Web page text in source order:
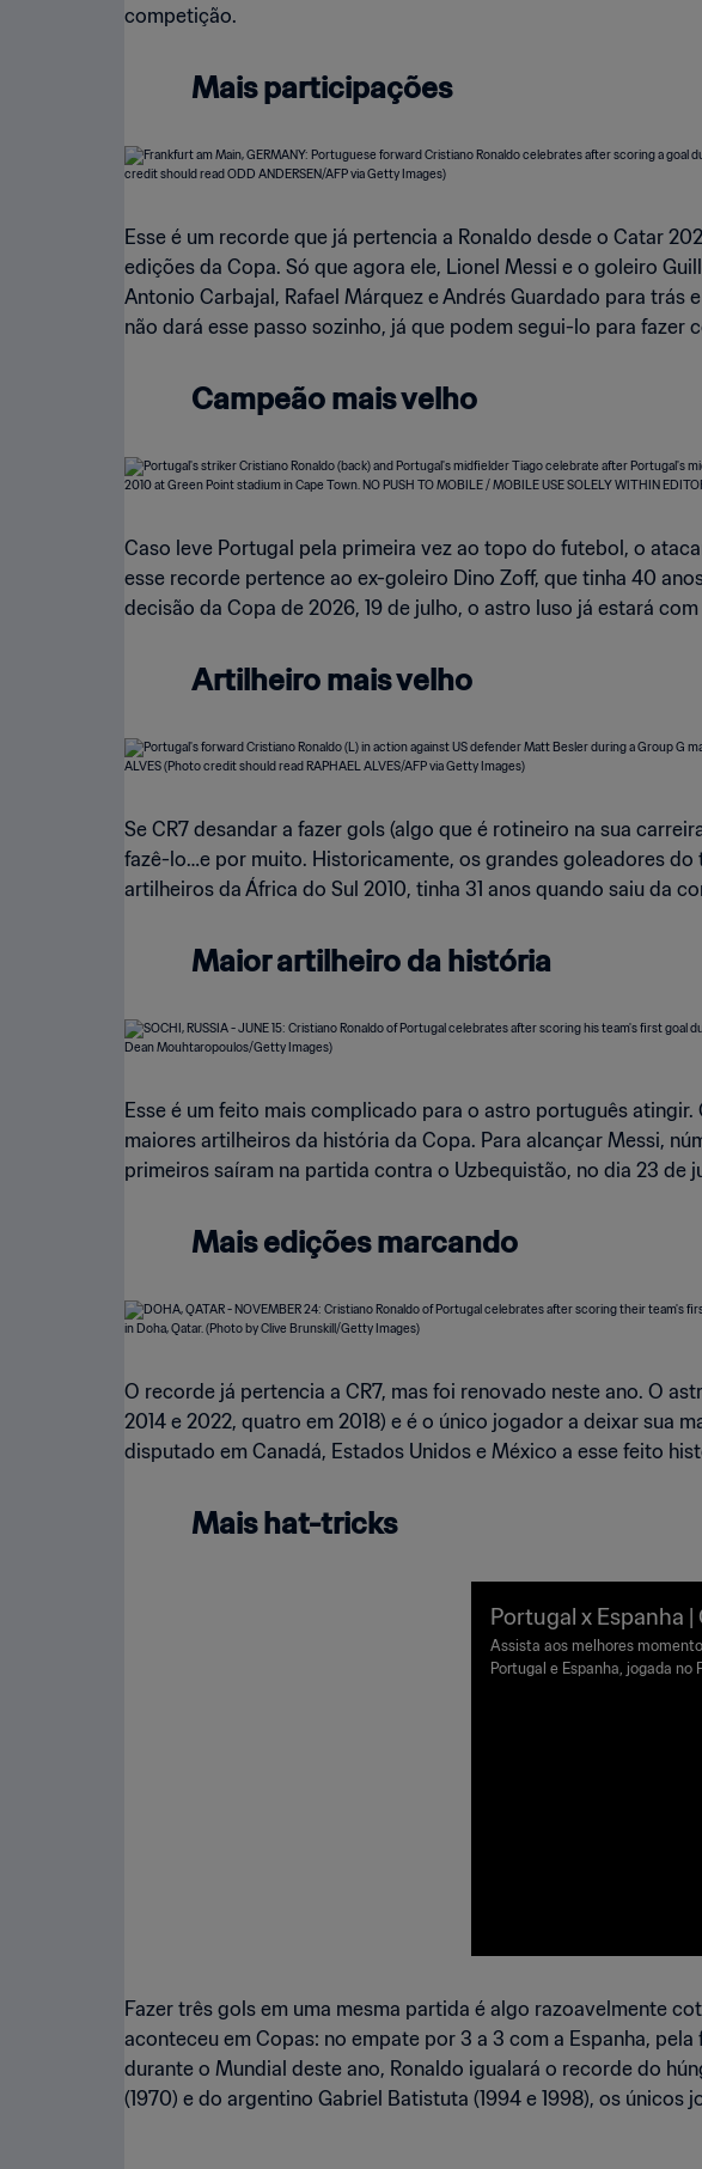
competição.
Mais participações
Esse é um recorde que já pertencia a Ronaldo desde o Catar
edições da Copa. Só que agora ele, Lionel Messi e o goleiro
Antonio Carbajal, Rafael Márquez e Andrés Guardado para
não dará esse passo sozinho, já que podem segui-lo para fazer
Campeão mais velho
Caso leve Portugal pela primeira vez ao topo do futebol, o
esse recorde pertence ao ex-goleiro Dino Zoff, que tinha 40
decisão da Copa de 2026, 19 de julho, o astro luso já estará com
Artilheiro mais velho
Se CR7 desandar a fazer gols (algo que é rotineiro na sua
fazê-lo…e por muito. Historicamente, os grandes goleadores
artilheiros da África do Sul 2010, tinha 31 anos quando saiu da
Maior artilheiro da história
Esse é um feito mais complicado para o astro português
maiores artilheiros da história da Copa. Para alcançar Messi,
primeiros saíram na partida contra o Uzbequistão, no dia 23 de
Mais edições marcando
O recorde já pertencia a CR7, mas foi renovado neste ano. O
2014 e 2022, quatro em 2018) e é o único jogador a deixar sua
disputado em Canadá, Estados Unidos e México a esse feito
Mais hat-tricks
Portugal x Espanha |
opa do Mundo FIFA
ússia | Melhores
Assista aos melhores
Portugal e Espanha, jogada no
Fazer três gols em uma mesma partida é algo razoavelmente
aconteceu em Copas: no empate por 3 a 3 com a Espanha,
durante o Mundial deste ano, Ronaldo igualará o recorde do
(1970) e do argentino Gabriel Batistuta (1994 e 1998), os